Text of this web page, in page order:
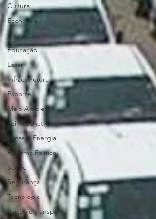
Cultura
Economia
Destaques
Educação
Lazer
Infraestrutura
Esporte
Meio Ambiente
Lei Rouanet
Minas e Energia
Reforma Política
Saúde
Segurança
Tecnologia
Viação e transporte